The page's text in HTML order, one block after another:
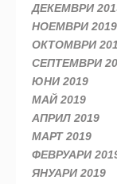
ДЕКЕМВРИ
НОЕМВРИ 2019
ОКТОМВРИ
СЕПТЕМВРИ
ЮНИ 2019
МАЙ 2019
АПРИЛ 2019
МАРТ 2019
ФЕВРУАРИ
ЯНУАРИ 2019